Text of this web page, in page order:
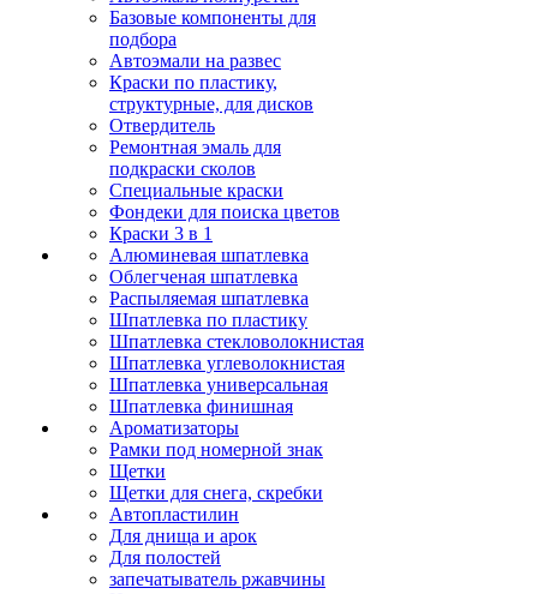
Базовые компоненты для
подбора
Автоэмали на развес
Краски по пластику,
структурные, для дисков
Отвердитель
Ремонтная эмаль для
подкраски сколов
Специальные краски
Фондеки для поиска цветов
Краски 3 в 1
Алюминевая шпатлевка
Облегченая шпатлевка
Распыляемая шпатлевка
Шпатлевка по пластику
Шпатлевка стекловолокнистая
Шпатлевка углеволокнистая
Шпатлевка универсальная
Шпатлевка финишная
Ароматизаторы
Рамки под номерной знак
Щетки
Щетки для снега, скребки
Автопластилин
Для днища и арок
Для полостей
запечатыватель ржавчины